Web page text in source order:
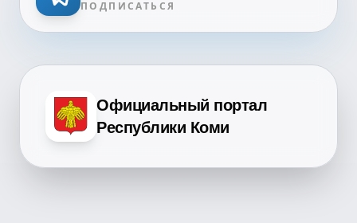
ПОДПИСАТЬСЯ
Официальный портал
Республики Коми